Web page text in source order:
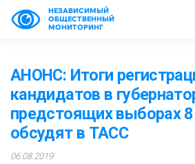
НЕЗАВИСИМЫЙ
ОБЩЕСТВЕННЫЙ
МОНИТОРИНГ
АНОНС: Итоги
кандидатов в
предстоящих выборах
обсудят в ТАСС
06.08.2019